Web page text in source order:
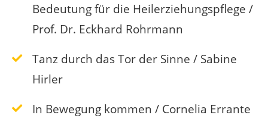
Bedeutung für die Heilerziehungspflege /
Prof. Dr. Eckhard Rohrmann
Tanz durch das Tor der Sinne / Sabine
Hirler
In Bewegung kommen / Cornelia Errante